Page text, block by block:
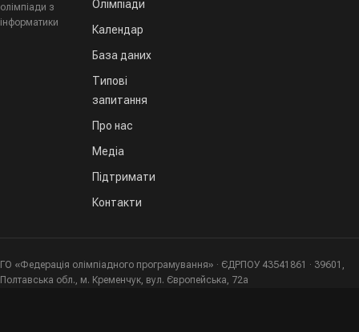
олімпіади з
інформатики
Олімпіади
Календар
База даних
Типові
запитання
Про нас
Медіа
Підтримати
Контакти
ГО «Федерація олімпіадного програмування» · ЄДРПОУ 43541861 · 39601,
Полтавська обл., м. Кременчук, вул. Європейська, 72а